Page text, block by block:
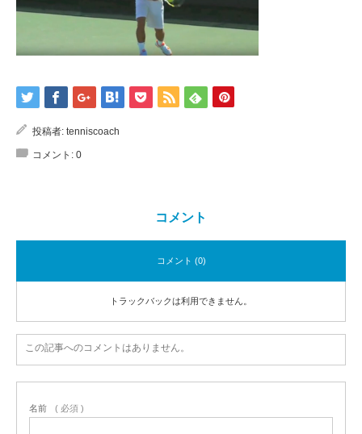
投稿者: tenniscoach
コメント: 0
コメント
コメント (0)
トラックバックは利用できません。
この記事へのコメントはありません。
名前 ( 必須 )